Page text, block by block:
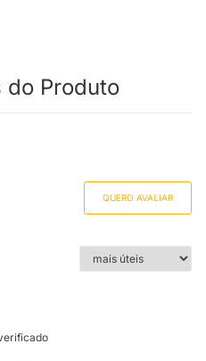
do Produto
QUERO AVALIAR